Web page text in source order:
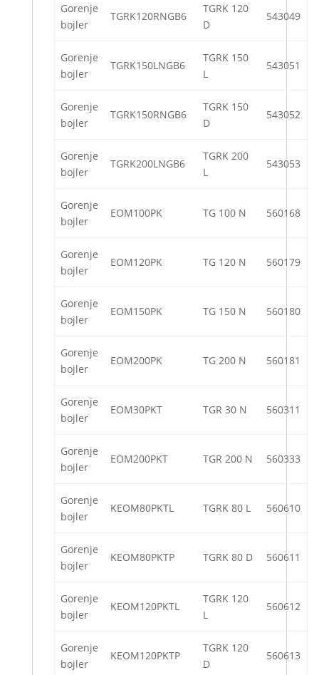
Gorenje
bojler
TGRK120RNGB6
TGRK 120
D
543049
Gorenje
bojler
TGRK150LNGB6
TGRK 150
L
543051
Gorenje
bojler
TGRK150RNGB6
TGRK 150
D
543052
Gorenje
bojler
TGRK200LNGB6
TGRK 200
L
543053
Gorenje
bojler
EOM100PK TG 100 N 560168
Gorenje
bojler
EOM120PK TG 120 N 560179
Gorenje
bojler
EOM150PK TG 150 N 560180
Gorenje
bojler
EOM200PK TG 200 N 560181
Gorenje
bojler
EOM30PKT TGR 30 N 560311
Gorenje
bojler
EOM200PKT TGR 200 N 560333
Gorenje
bojler
KEOM80PKTL TGRK 80 L 560610
Gorenje
bojler
KEOM80PKTP TGRK 80 D 560611
Gorenje
bojler
KEOM120PKTL
TGRK 120
L
560612
Gorenje
bojler
KEOM120PKTP
TGRK 120
D
560613